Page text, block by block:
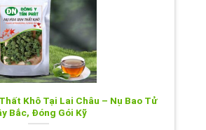
Khô Tại Lai Châu – Nụ Bao Tử
Bắc, Đóng Gói Kỹ